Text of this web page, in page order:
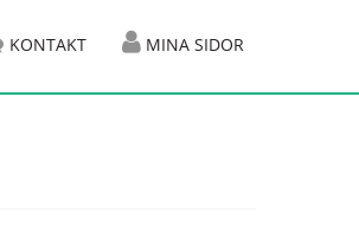
MINA SIDOR
KONTAKT